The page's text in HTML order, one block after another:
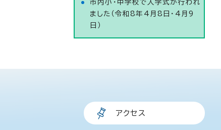
市内小・中学校で入学式が行われ
ました（令和8年4月8日・4月9
日）
アクセス